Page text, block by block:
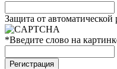
Защита от автоматической
*Введите слово на